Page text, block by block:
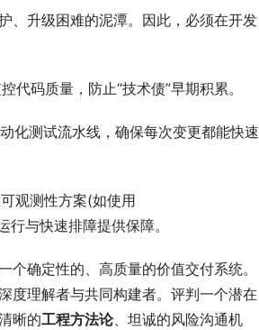
、升级困难的泥潭。因此，必须在开发
代码质量，防止“技术债”早期积累。
化测试流水线，确保每次变更都能快速
观测性方案(如使用
与快速排障提供保障。
确定性的、高质量的价值交付系统。
度理解者与共同构建者。评判一个潜在
晰的工程方法论、坦诚的风险沟通机